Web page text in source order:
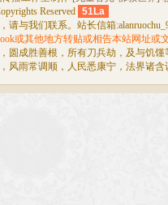
Reserved 51La
与我们联系。站长信箱
或其他地方转贴或相告本站网址或
圆成胜善根，所有刀兵劫，及与饥
风雨常调顺，人民悉康宁，法界诸含